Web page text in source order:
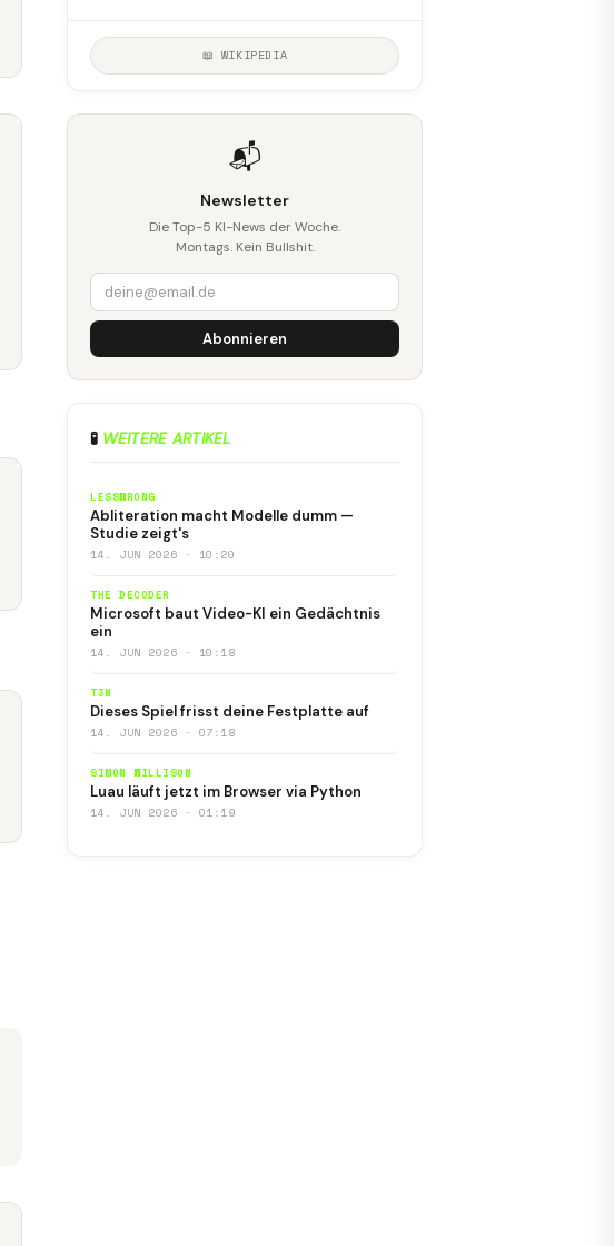
📖 WIKIPEDIA
📬
Newsletter
Die Top-5 KI-News der Woche.
Montags. Kein Bullshit.
Abonnieren
🧪 WEITERE ARTIKEL
LESSWRONG
Abliteration macht Modelle dumm —
Studie zeigt's
14. JUN 2026 · 10:20
THE DECODER
Microsoft baut Video-KI ein Gedächtnis
ein
14. JUN 2026 · 10:18
T3N
Dieses Spiel frisst deine Festplatte auf
14. JUN 2026 · 07:18
SIMON WILLISON
Luau läuft jetzt im Browser via Python
14. JUN 2026 · 01:19